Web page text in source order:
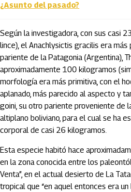
¿Asunto del pasado?
Según la investigadora, con sus casi
lince), el Anachlysictis gracilis era más
pariente de la Patagonia (Argentina),
aproximadamente 100 kilogramos
morfología era más primitiva, con el
aplanado, más parecido al aspecto y
goini, su otro pariente proveniente de
altiplano boliviano, para el cual se ha
corporal de casi 26 kilogramos.
Esta especie habitó hace
en la zona conocida entre los
Venta”, en el actual desierto de La
tropical que “en aquel entonces era